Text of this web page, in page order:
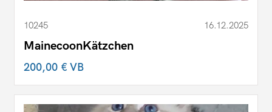
10245 16.12.2025
MainecoonKätzchen
200,00 €VB